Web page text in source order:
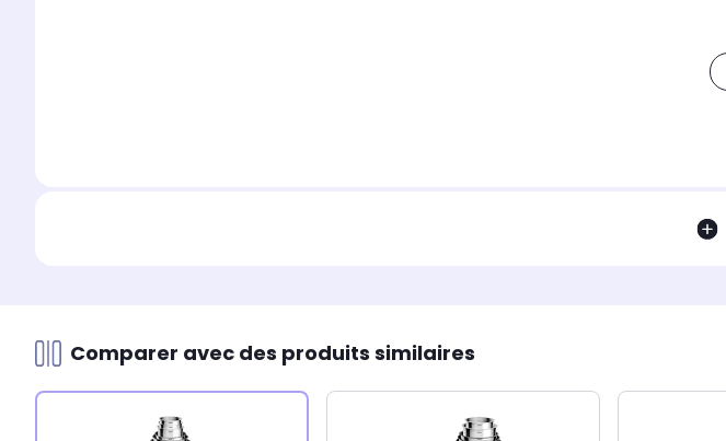
Comparer avec des produits similaires